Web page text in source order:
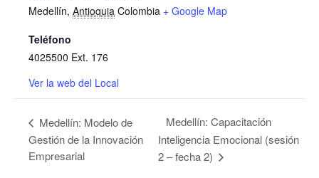
Medellín, Antioquia Colombia + Google Map
Teléfono
4025500 Ext. 176
Ver la web del Local
Medellín: Modelo de
Gestión de la Innovación
Empresarial
Medellín: Capacitación
Inteligencia Emocional (sesión
2 – fecha 2)